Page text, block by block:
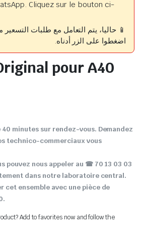
Cliquez sur le bouton ci-
📱 حاليا، يتم التعامل مع طلبات
اضغطوا على الزر أدناه.
pour A40
minutes sur rendez-vous. Demandez
technico-commerciaux vous
pouvez nous appeler au ☎ 70 13 03 03
dans notre laboratoire central.
cet ensemble avec une pièce de
Add to favorites now and follow the